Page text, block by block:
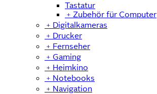
Tastatur
﹢ Zubehör für Computer
﹢ Digitalkameras
﹢ Drucker
﹢ Fernseher
﹢ Gaming
﹢ Heimkino
﹢ Notebooks
﹢ Navigation